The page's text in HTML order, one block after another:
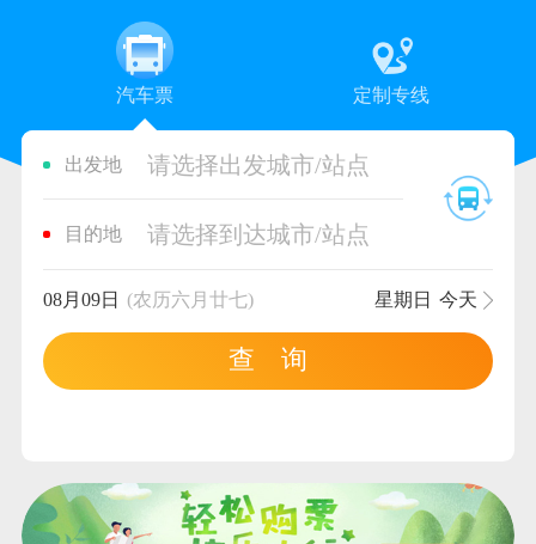
汽车票 定制专线
出发地 请选择出发城市/站点
目的地 请选择到达城市/站点
08月09日 (农历六月廿七) 星期日 今天
查 询